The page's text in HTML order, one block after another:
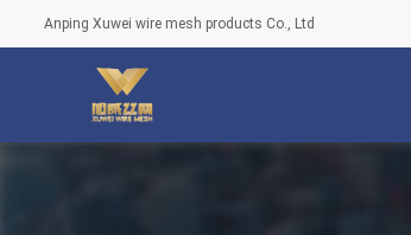
Anping Xuwei wire mesh products Co., Ltd